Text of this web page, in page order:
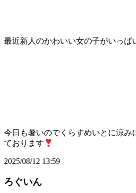
最近新人のかわいい女の子がいっぱ
今日も暑いのでくらすめいとに涼み
ております
2025/08/12 13:59
ろぐいん